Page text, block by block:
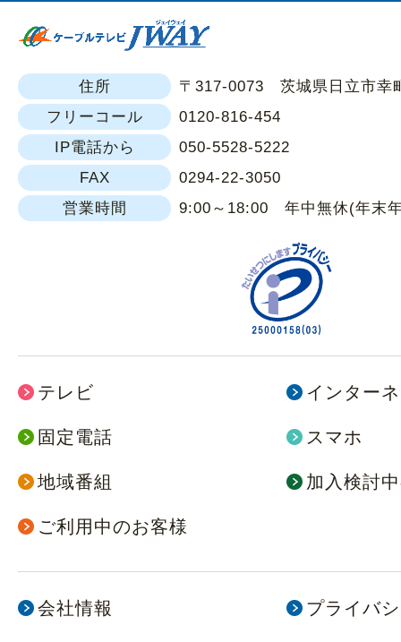
本人からの求めにより、当社が本
得した個人情報の利用目的の通知
容の訂正・追加または削除・利用
去・第三者提供記録の開示（「開
います。）に応じます。
開示等に応じる窓口は、下記の個
窓口となります。
個人情報に関する問い合わせ窓口
（フリーコール）
住所
〒317-0073 茨城県日立市幸
フリーコール
0120-816-454
IP電話から
050-5528-5222
FAX
0294-22-3050
営業時間
9:00～18:00 年中無休(年末
テレビ インター
固定電話 スマホ
地域番組 加入検討
ご利用中のお客様
会社情報 プライバ